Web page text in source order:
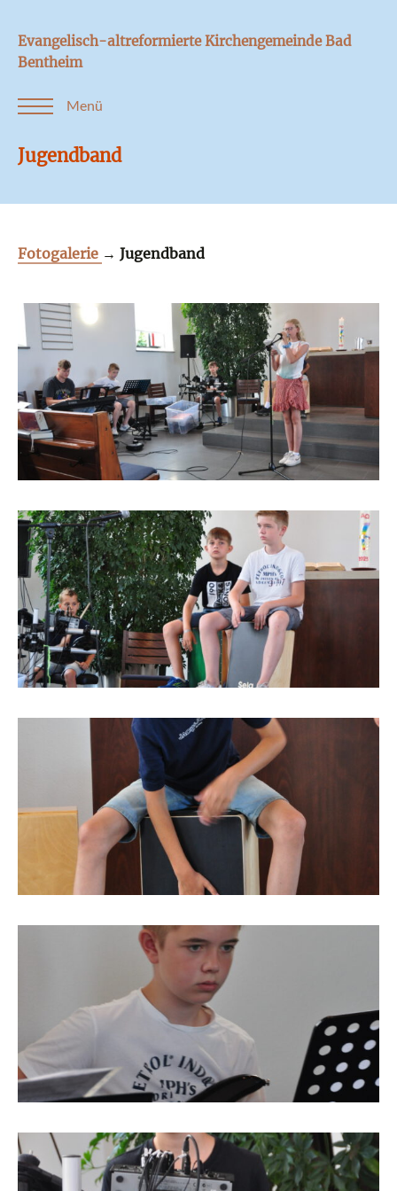
Evangelisch-altreformierte Kirchengemeinde Bad
Bentheim
Menü
Jugendband
Fotogalerie → Jugendband